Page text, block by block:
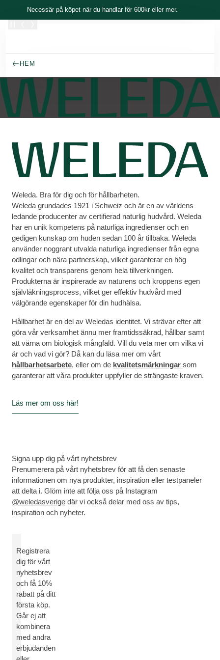
Necessär på köpet när du handlar för 600kr eller mer.
HEM
TACK FÖR ATT DU DELTAR!
Du är ett steg närmare att få chansen att prova en av
våra Aroma Showers. Håll utkik i din inkorg för mer
Weleda Group 10/8/2024
Weleda. Bra för dig och för hållbarheten.
Weleda grundades 1921 i Schweiz och är en av världens
ledande producenter av certifierad naturlig hudvård. Weleda
har en unik kompetens på naturliga ingredienser och en
gedigen kunskap om huden sedan 100 år tillbaka. Weleda
använder noggrant utvalda naturliga ingredienser från egna
odlingar och nära partnerskap, vilket garanterar en hög
kvalitet och transparens genom hela tillverkningen.
Produkterna är inspirerade av naturens och kroppens egen
självläkningsprocess, vilket ger effektiv hudvård med
välgörande egenskaper för din hudhälsa.
Hållbarhet är en del av Weledas identitet. Vi strävar efter att
göra vår verksamhet ännu mer framtidssäkrad, hållbar samt
att värna om biologisk mångfald. Vill du veta mer om vilka vi
är och vad vi gör? Då kan du läsa mer om vårt
hållbarhetsarbete, eller om de kvalitetsmärkningar som
garanterar att våra produkter uppfyller de strängaste kraven.
Läs mer om oss här!
Signa upp dig på vårt nyhetsbrev
Prenumerera på vårt nyhetsbrev för att få den senaste
informationen om nya produkter, inspiration eller testpaneler
att delta i. Glöm inte att följa oss på Instagram
@weledasverige där vi också delar med oss av tips,
inspiration och nyheter.
Registrera
dig för vårt
nyhetsbrev
och få 10%
rabatt på ditt
första köp.
Går ej att
kombinera
med andra
erbjudanden